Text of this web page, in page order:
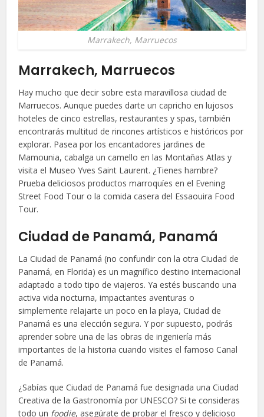
Marrakech, Marruecos
Marrakech, Marruecos
Hay mucho que decir sobre esta maravillosa ciudad de
Marruecos. Aunque puedes darte un capricho en lujosos
hoteles de cinco estrellas, restaurantes y spas, también
encontrarás multitud de rincones artísticos e históricos por
explorar. Pasea por los encantadores jardines de
Mamounia, cabalga un camello en las Montañas Atlas y
visita el Museo Yves Saint Laurent. ¿Tienes hambre?
Prueba deliciosos productos marroquíes en el Evening
Street Food Tour o la comida casera del Essaouira Food
Tour.
Ciudad de Panamá, Panamá
La Ciudad de Panamá (no confundir con la otra Ciudad de
Panamá, en Florida) es un magnífico destino internacional
adaptado a todo tipo de viajeros. Ya estés buscando una
activa vida nocturna, impactantes aventuras o
simplemente relajarte un poco en la playa, Ciudad de
Panamá es una elección segura. Y por supuesto, podrás
aprender sobre una de las obras de ingeniería más
importantes de la historia cuando visites el famoso Canal
de Panamá.
¿Sabías que Ciudad de Panamá fue designada una Ciudad
Creativa de la Gastronomía por UNESCO? Si te consideras
todo un foodie, asegúrate de probar el fresco y delicioso